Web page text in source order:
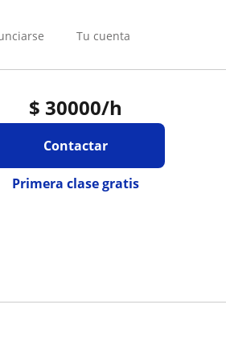
Tu cuenta
$ 30000/h
Contactar
Primera clase gratis